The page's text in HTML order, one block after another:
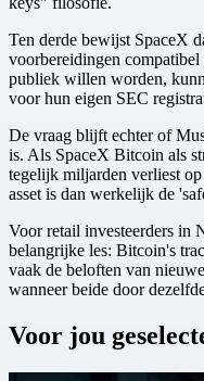
Ten derde bewijst SpaceX
voorbereidingen
publiek willen worden,
voor hun eigen SEC
De vraag blijft echter of
is. Als SpaceX Bitcoin als
tegelijk miljarden verliest
asset is dan werkelijk de
Voor retail investeerders in
belangrijke les: Bitcoin's
vaak de beloften van
wanneer beide door
Voor jou